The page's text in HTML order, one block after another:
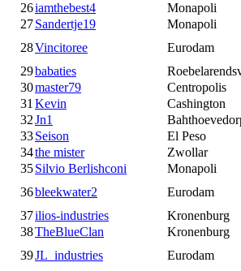
26iamthebest4 Monapoli
27Sandertje19 Monapoli
28Vincitoree Eurodam
29babaties
30master79 Centropolis
31Kevin Cashington
32Jn1
33Seison El Peso
34the mister Zwollar
35Silvio Berlishconi Monapoli
36bleekwater2 Eurodam
37ilios-industries Kronenburg
38TheBlueClan Kronenburg
39JL_industries Eurodam